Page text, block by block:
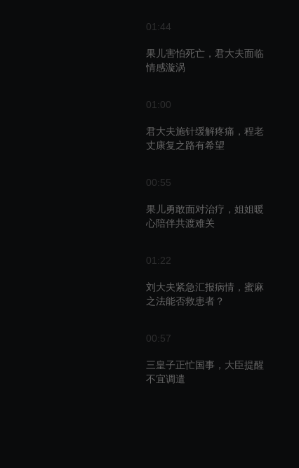
01:44
果儿害怕死亡，君大夫面临
情感漩涡
01:00
君大夫施针缓解疼痛，程老
丈康复之路有希望
00:55
果儿勇敢面对治疗，姐姐暖
心陪伴共渡难关
01:22
刘大夫紧急汇报病情，蜜麻
之法能否救患者？
00:57
三皇子正忙国事，大臣提醒
不宜调遣